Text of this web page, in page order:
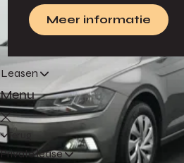
Meer informatie
Leasen
Menu
Terug
Private lease